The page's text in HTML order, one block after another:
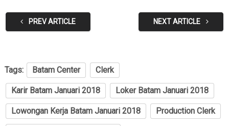
PREV ARTICLE NEXT ARTICLE
Tags: Batam Center Clerk
Karir Batam Januari 2018 Loker Batam Januari 2018
Lowongan Kerja Batam Januari 2018 Production Clerk